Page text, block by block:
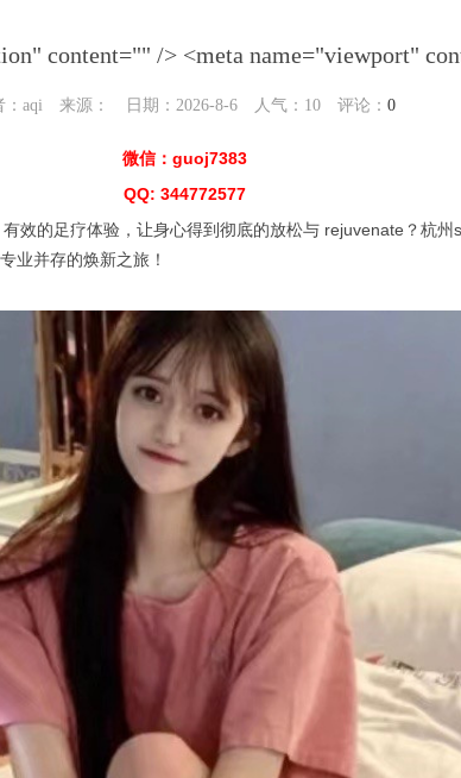
content="" /> <meta name="viewport"
：aqi 来源： 日期：2026-8-6 人气： 10 评论： 0
微信：guoj7383
QQ: 344772577
的足疗体验，让身心得到彻底的放松与 rejuvenate？杭
业并存的焕新之旅！